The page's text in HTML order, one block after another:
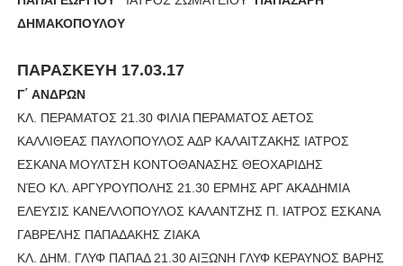
ΔΗΜΑΚΟΠΟΥΛΟΥ
ΠΑΡΑΣΚΕΥΗ 17.03.17
Γ΄ ΑΝΔΡΩΝ
ΚΛ. ΠΕΡΑΜΑΤΟΣ 21.30 ΦΙΛΙΑ ΠΕΡΑΜΑΤΟΣ ΑΕΤΟΣ
ΚΑΛΛΙΘΕΑΣ ΠΑΥΛΟΠΟΥΛΟΣ ΑΔΡ ΚΑΛΑΙΤΖΑΚΗΣ ΙΑΤΡΟΣ
ΕΣΚΑΝΑ ΜΟΥΛΤΣΗ ΚΟΝΤΟΘΑΝΑΣΗΣ ΘΕΟΧΑΡΙΔΗΣ
ΝΈΟ ΚΛ. ΑΡΓΥΡΟΥΠΟΛΗΣ 21.30 ΕΡΜΗΣ ΑΡΓ ΑΚΑΔΗΜΙΑ
ΕΛΕΥΣΙΣ ΚΑΝΕΛΛΟΠΟΥΛΟΣ ΚΑΛΑΝΤΖΗΣ Π. ΙΑΤΡΟΣ ΕΣΚΑΝΑ
ΓΑΒΡΕΛΗΣ ΠΑΠΑΔΑΚΗΣ ΖΙΑΚΑ
ΚΛ. ΔΗΜ. ΓΛΥΦ ΠΑΠΑΔ 21.30 ΑΙΞΩΝΗ ΓΛΥΦ ΚΕΡΑΥΝΟΣ ΒΑΡΗΣ